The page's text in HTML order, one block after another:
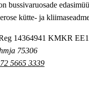
bussivaruosade
kütte- ja
14364941 KMKR
75306
5665 3339